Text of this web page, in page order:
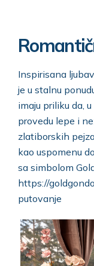
Inspirisana
je u stalnu
imaju priliku da,
provedu lepe i
zlatiborskih
kao uspomenu
sa simbolom
https://
putovanje